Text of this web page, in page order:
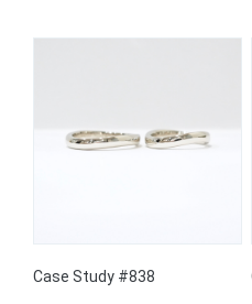
Case Study #838